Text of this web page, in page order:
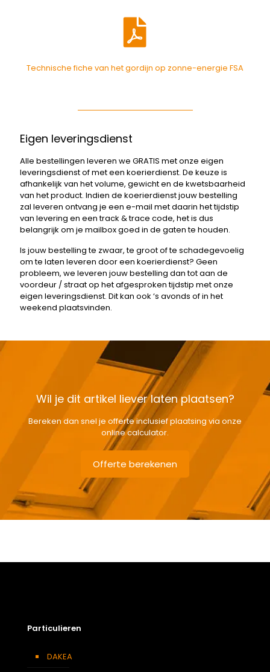
Technische fiche van het gordijn op zonne-energie FSA
Eigen leveringsdienst
Alle bestellingen leveren we GRATIS met onze eigen
leveringsdienst of met een koerierdienst. De keuze is
afhankelijk van het volume, gewicht en de kwetsbaarheid
van het product. Indien de koerierdienst jouw bestelling
zal leveren ontvang je een e-mail met daarin het tijdstip
van levering en een track & trace code, het is dus
belangrijk om je mailbox goed in de gaten te houden.
Is jouw bestelling te zwaar, te groot of te schadegevoelig
om te laten leveren door een koerierdienst? Geen
probleem, we leveren jouw bestelling dan tot aan de
voordeur / straat op het afgesproken tijdstip met onze
eigen leveringsdienst. Dit kan ook ‘s avonds of in het
weekend plaatsvinden.
Wil je dit artikel liever laten plaatsen?
Bereken dan snel je offerte inclusief plaatsing via onze
online calculator.
Offerte berekenen
Soort kamer
Particulieren
DAKEA